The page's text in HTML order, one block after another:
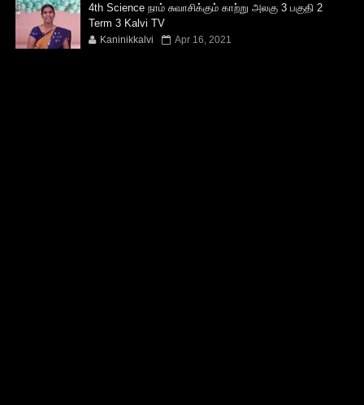
4th Science நாம் சுவாசிக்கும் காற்று அலகு 3 பகுதி 2
Term 3 Kalvi TV
Kaninikkalvi Apr 16, 2021